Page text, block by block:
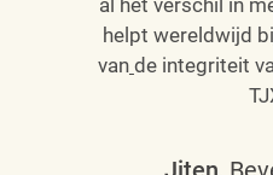
helpt wereldwijd
van de integriteit